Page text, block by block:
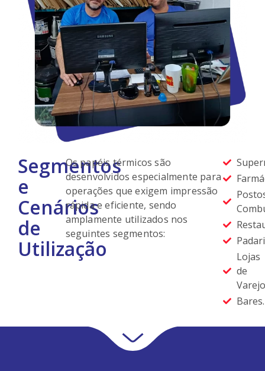
Segmentos
e
Cenários
de
Utilização
Os papéis térmicos são
desenvolvidos especialmente para
operações que exigem impressão
rápida e eficiente, sendo
amplamente utilizados nos
seguintes segmentos:
Lojas
de
Bares.